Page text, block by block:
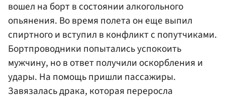
вошел на борт в состоянии алкогольного
опьянения. Во время полета он еще выпил
спиртного и вступил в конфликт с попутчиками.
Бортпроводники попытались успокоить
мужчину, но в ответ получили оскорбления и
удары. На помощь пришли пассажиры.
Завязалась драка, которая переросла